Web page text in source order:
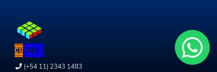
(+54 11) 2343 1483